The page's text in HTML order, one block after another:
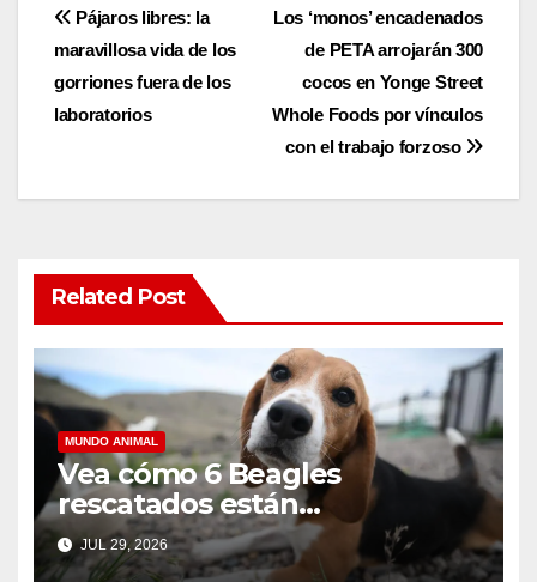
Post
navigation
Los ‘monos’ encadenados
de PETA arrojarán 300
cocos en Yonge Street
Whole Foods por vínculos
con el trabajo forzoso
Pájaros libres: la
maravillosa vida de los
gorriones fuera de los
laboratorios
Related Post
MUNDO ANIMAL
Vea cómo 6 Beagles
rescatados están
prosperando en sus nuevos
hogares
JUL 29, 2026